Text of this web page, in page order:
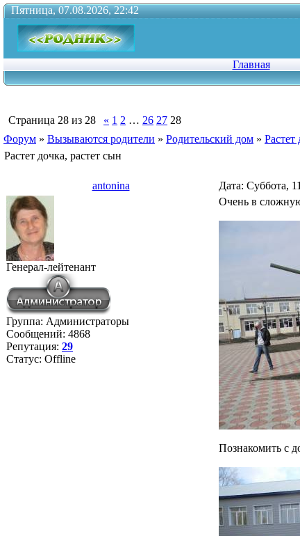
Пятница, 07.08.2026, 22:42
Главная
Страница 28 из 28 « 1 2 … 26 27 28
Форум » Вызываются родители » Родительский дом » Растет
Растет дочка, растет сын
antonina Дата: Суббота,
Генерал-лейтенант
Группа: Администраторы
Сообщений: 4868
Репутация: 29
Статус: Offline
Очень в
Познакомить с